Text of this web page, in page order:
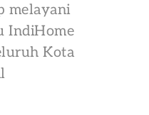
melayani
IndiHome
Kota